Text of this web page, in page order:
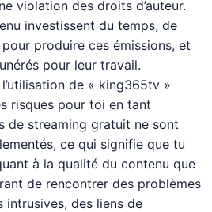
violation des droits d’auteur.
investissent du temps, de
produire ces émissions, et
pour leur travail.
de « king365tv »
risques pour toi en tant
de streaming gratuit ne sont
ce qui signifie que tu
à la qualité du contenu que
de rencontrer des problèmes
des liens de